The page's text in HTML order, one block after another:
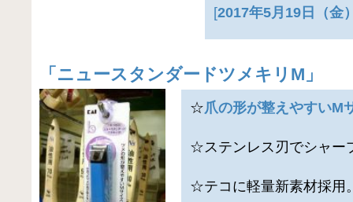
[2017年5月19日（金
「 ニュースタンダードツメキリM 」
☆爪の形が整えやすいM
☆ステンレス刃でシャー
☆テコに軽量新素材採用